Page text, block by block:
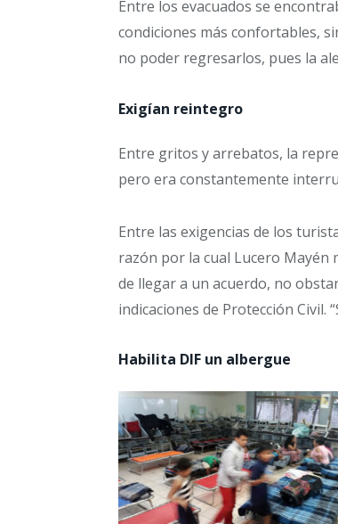
Entre los evacuados se
condiciones más confortables,
no poder regresarlos, pues la
Exigían reintegro
Entre gritos y arrebatos, la
pero era constantemente
Entre las exigencias de los
razón por la cual Lucero Mayén
de llegar a un acuerdo, no
indicaciones de Protección Civil.
Habilita DIF un albergue